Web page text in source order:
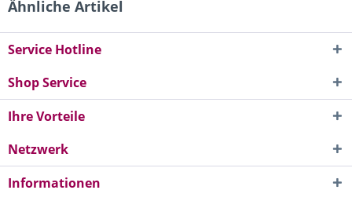
Ähnliche Artikel
Service Hotline
Shop Service
Ihre Vorteile
Netzwerk
Informationen